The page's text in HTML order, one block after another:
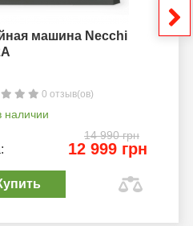
машина Necchi
0 отзыв(ов)
наличии
14 990 грн
12 999 грн